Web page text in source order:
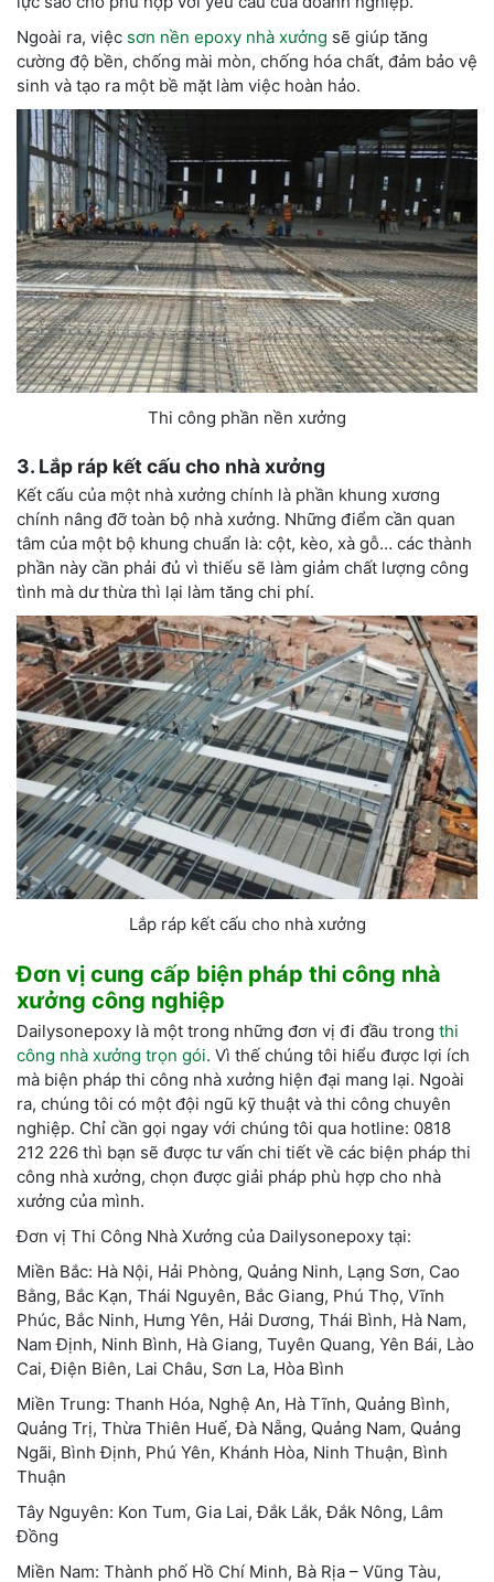
Ngoài ra, việc sơn nền epoxy nhà xưởng sẽ giúp tăng
cường độ bền, chống mài mòn, chống hóa chất, đảm bảo vệ
sinh và tạo ra một bề mặt làm việc hoàn hảo.
Thi công phần nền xưởng
3. Lắp ráp kết cấu cho nhà xưởng
Kết cấu của một nhà xưởng chính là phần khung xương
chính nâng đỡ toàn bộ nhà xưởng. Những điểm cần quan
tâm của một bộ khung chuẩn là: cột, kèo, xà gỗ… các thành
phần này cần phải đủ vì thiếu sẽ làm giảm chất lượng công
tình mà dư thừa thì lại làm tăng chi phí.
Lắp ráp kết cấu cho nhà xưởng
Đơn vị cung cấp biện pháp thi công nhà
xưởng công nghiệp
Dailysonepoxy là một trong những đơn vị đi đầu trong thi
công nhà xưởng trọn gói. Vì thế chúng tôi hiểu được lợi ích
mà biện pháp thi công nhà xưởng hiện đại mang lại. Ngoài
ra, chúng tôi có một đội ngũ kỹ thuật và thi công chuyên
nghiệp. Chỉ cần gọi ngay với chúng tôi qua hotline: 0818
212 226 thì bạn sẽ được tư vấn chi tiết về các biện pháp thi
công nhà xưởng, chọn được giải pháp phù hợp cho nhà
xưởng của mình.
Đơn vị Thi Công Nhà Xưởng của Dailysonepoxy tại:
Miền Bắc: Hà Nội, Hải Phòng, Quảng Ninh, Lạng Sơn, Cao
Bằng, Bắc Kạn, Thái Nguyên, Bắc Giang, Phú Thọ, Vĩnh
Phúc, Bắc Ninh, Hưng Yên, Hải Dương, Thái Bình, Hà Nam,
Nam Định, Ninh Bình, Hà Giang, Tuyên Quang, Yên Bái, Lào
Cai, Điện Biên, Lai Châu, Sơn La, Hòa Bình
Miền Trung: Thanh Hóa, Nghệ An, Hà Tĩnh, Quảng Bình,
Quảng Trị, Thừa Thiên Huế, Đà Nẵng, Quảng Nam, Quảng
Ngãi, Bình Định, Phú Yên, Khánh Hòa, Ninh Thuận, Bình
Thuận
Tây Nguyên: Kon Tum, Gia Lai, Đắk Lắk, Đắk Nông, Lâm
Đồng
Miền Nam: Thành phố Hồ Chí Minh, Bà Rịa – Vũng Tàu,